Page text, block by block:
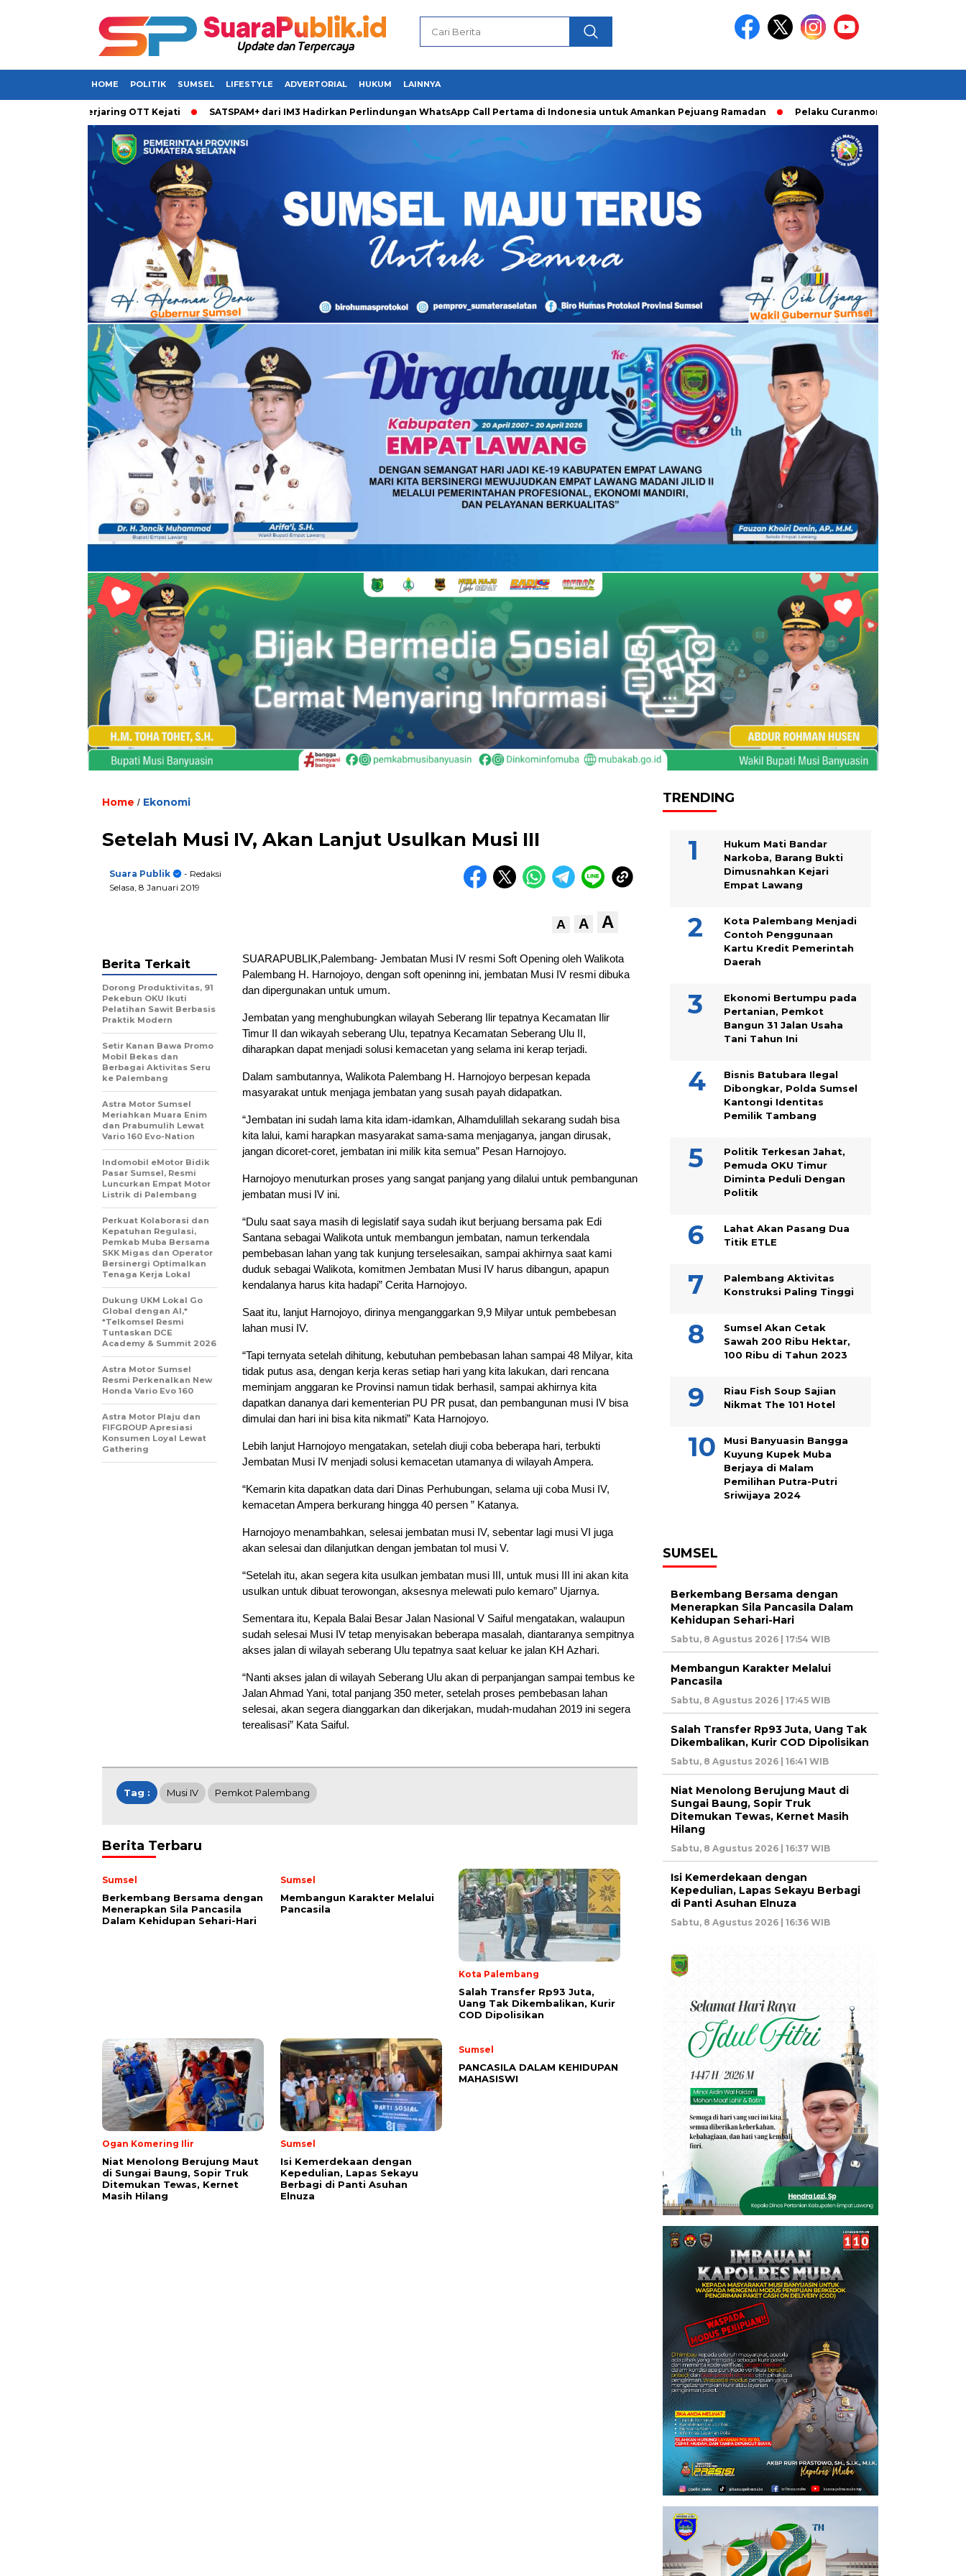
HOME POLITIK SUMSEL LIFESTYLE ADVERTORIAL HUKUM LAINNYA
Terjaring OTT Kejati SATSPAM+ dari IM3 Hadirkan Perlindungan WhatsApp Call Pertama di Indonesia untuk Amankan Pejuang Ramadan Pelaku Curanmor diringkusi Unit Ranmor
Home / Ekonomi
Setelah Musi IV, Akan Lanjut Usulkan Musi III
Suara Publik
- Redaksi
Selasa, 8 Januari 2019
A A A
SUARAPUBLIK,Palembang- Jembatan Musi IV resmi Soft Opening oleh Walikota
Palembang H. Harnojoyo, dengan soft openinng ini, jembatan Musi IV resmi dibuka
dan dipergunakan untuk umum.
Jembatan yang menghubungkan wilayah Seberang Ilir tepatnya Kecamatan Ilir
Timur II dan wikayah seberang Ulu, tepatnya Kecamatan Seberang Ulu II,
diharapkan dapat menjadi solusi kemacetan yang selama ini kerap terjadi.
Dalam sambutannya, Walikota Palembang H. Harnojoyo berpesan kepada
masyarakat untuk menjaga jembatan yang susah payah didapatkan.
“Jembatan ini sudah lama kita idam-idamkan, Alhamdulillah sekarang sudah bisa
kita lalui, kami harapkan masyarakat sama-sama menjaganya, jangan dirusak,
jangan dicoret-coret, jembatan ini milik kita semua” Pesan Harnojoyo.
Harnojoyo menuturkan proses yang sangat panjang yang dilalui untuk pembangunan
jembatan musi IV ini.
“Dulu saat saya masih di legislatif saya sudah ikut berjuang bersama pak Edi
Santana sebagai Walikota untuk membangun jembatan, namun terkendala
pembebasan lahan yang tak kunjung terselesaikan, sampai akhirnya saat kami
duduk sebagai Walikota, komitmen Jembatan Musi IV harus dibangun, apapun
kendalanya harus kita hadapi” Cerita Harnojoyo.
Saat itu, lanjut Harnojoyo, dirinya menganggarkan 9,9 Milyar untuk pembebesan
lahan musi IV.
“Tapi ternyata setelah dihitung, kebutuhan pembebasan lahan sampai 48 Milyar, kita
tidak putus asa, dengan kerja keras setiap hari yang kita lakukan, dari rencana
meminjam anggaran ke Provinsi namun tidak berhasil, sampai akhirnya kita
dapatkan dananya dari kementerian PU PR pusat, dan pembangunan musi IV bisa
dimulai dan hari ini bisa kita nikmati” Kata Harnojoyo.
Lebih lanjut Harnojoyo mengatakan, setelah diuji coba beberapa hari, terbukti
Jembatan Musi IV menjadi solusi kemacetan utamanya di wilayah Ampera.
“Kemarin kita dapatkan data dari Dinas Perhubungan, selama uji coba Musi IV,
kemacetan Ampera berkurang hingga 40 persen ” Katanya.
Harnojoyo menambahkan, selesai jembatan musi IV, sebentar lagi musi VI juga
akan selesai dan dilanjutkan dengan jembatan tol musi V.
“Setelah itu, akan segera kita usulkan jembatan musi III, untuk musi III ini akan kita
usulkan untuk dibuat terowongan, aksesnya melewati pulo kemaro” Ujarnya.
Sementara itu, Kepala Balai Besar Jalan Nasional V Saiful mengatakan, walaupun
sudah selesai Musi IV tetap menyisakan beberapa masalah, diantaranya sempitnya
akses jalan di wilayah seberang Ulu tepatnya saat keluar ke jalan KH Azhari.
“Nanti akses jalan di wilayah Seberang Ulu akan di perpanjangan sampai tembus ke
Jalan Ahmad Yani, total panjang 350 meter, setelah proses pembebasan lahan
selesai, akan segera dianggarkan dan dikerjakan, mudah-mudahan 2019 ini segera
terealisasi” Kata Saiful.
Berita Terkait
Dorong Produktivitas, 91
Pekebun OKU Ikuti
Pelatihan Sawit Berbasis
Praktik Modern
Setir Kanan Bawa Promo
Mobil Bekas dan
Berbagai Aktivitas Seru
ke Palembang
Astra Motor Sumsel
Meriahkan Muara Enim
dan Prabumulih Lewat
Vario 160 Evo-Nation
Indomobil eMotor Bidik
Pasar Sumsel, Resmi
Luncurkan Empat Motor
Listrik di Palembang
Perkuat Kolaborasi dan
Kepatuhan Regulasi,
Pemkab Muba Bersama
SKK Migas dan Operator
Bersinergi Optimalkan
Tenaga Kerja Lokal
Dukung UKM Lokal Go
Global dengan AI,*
*Telkomsel Resmi
Tuntaskan DCE
Academy & Summit 2026
Astra Motor Sumsel
Resmi Perkenalkan New
Honda Vario Evo 160
Astra Motor Plaju dan
FIFGROUP Apresiasi
Konsumen Loyal Lewat
Gathering
Tag : Musi IV Pemkot Palembang
Berita Terbaru
Sumsel
Berkembang Bersama dengan
Menerapkan Sila Pancasila
Dalam Kehidupan Sehari-Hari
Sumsel
Membangun Karakter Melalui
Pancasila
Kota Palembang
Salah Transfer Rp93 Juta,
Uang Tak Dikembalikan, Kurir
COD Dipolisikan
Ogan Komering Ilir
Niat Menolong Berujung Maut
di Sungai Baung, Sopir Truk
Ditemukan Tewas, Kernet
Masih Hilang
Sumsel
Isi Kemerdekaan dengan
Kepedulian, Lapas Sekayu
Berbagi di Panti Asuhan
Elnuza
Sumsel
PANCASILA DALAM KEHIDUPAN
MAHASISWI
TRENDING
Hukum Mati Bandar
Narkoba, Barang Bukti
Dimusnahkan Kejari
Empat Lawang
Kota Palembang Menjadi
Contoh Penggunaan
Kartu Kredit Pemerintah
Daerah
Ekonomi Bertumpu pada
Pertanian, Pemkot
Bangun 31 Jalan Usaha
Tani Tahun Ini
Bisnis Batubara Ilegal
Dibongkar, Polda Sumsel
Kantongi Identitas
Pemilik Tambang
Politik Terkesan Jahat,
Pemuda OKU Timur
Diminta Peduli Dengan
Politik
Lahat Akan Pasang Dua
Titik ETLE
Palembang Aktivitas
Konstruksi Paling Tinggi
Sumsel Akan Cetak
Sawah 200 Ribu Hektar,
100 Ribu di Tahun 2023
Riau Fish Soup Sajian
Nikmat The 101 Hotel
Musi Banyuasin Bangga
Kuyung Kupek Muba
Berjaya di Malam
Pemilihan Putra-Putri
Sriwijaya 2024
SUMSEL
Berkembang Bersama dengan
Menerapkan Sila Pancasila Dalam
Kehidupan Sehari-Hari
Sabtu, 8 Agustus 2026 | 17:54 WIB
Membangun Karakter Melalui
Pancasila
Sabtu, 8 Agustus 2026 | 17:45 WIB
Salah Transfer Rp93 Juta, Uang Tak
Dikembalikan, Kurir COD Dipolisikan
Sabtu, 8 Agustus 2026 | 16:41 WIB
Niat Menolong Berujung Maut di
Sungai Baung, Sopir Truk
Ditemukan Tewas, Kernet Masih
Hilang
Sabtu, 8 Agustus 2026 | 16:37 WIB
Isi Kemerdekaan dengan
Kepedulian, Lapas Sekayu Berbagi
di Panti Asuhan Elnuza
Sabtu, 8 Agustus 2026 | 16:36 WIB